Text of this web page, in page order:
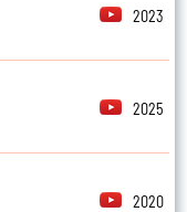
2023
2025
2020